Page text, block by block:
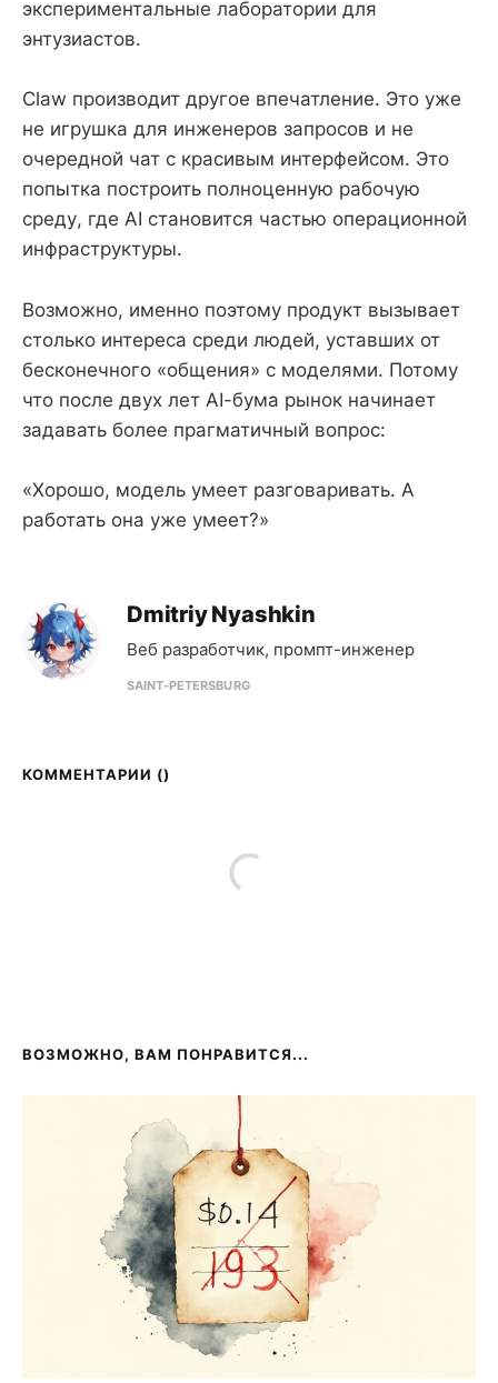
экспериментальные лаборатории для
энтузиастов.
Claw производит другое впечатление. Это уже
не игрушка для инженеров запросов и не
очередной чат с красивым интерфейсом. Это
попытка построить полноценную рабочую
среду, где AI становится частью операционной
инфраструктуры.
Возможно, именно поэтому продукт вызывает
столько интереса среди людей, уставших от
бесконечного «общения» с моделями. Потому
что после двух лет AI-бума рынок начинает
задавать более прагматичный вопрос:
«Хорошо, модель умеет разговаривать. А
работать она уже умеет?»
Dmitriy Nyashkin
Веб разработчик, промпт-инженер
SAINT-PETERSBURG
КОММЕНТАРИИ ()
ВОЗМОЖНО, ВАМ ПОНРАВИТСЯ...